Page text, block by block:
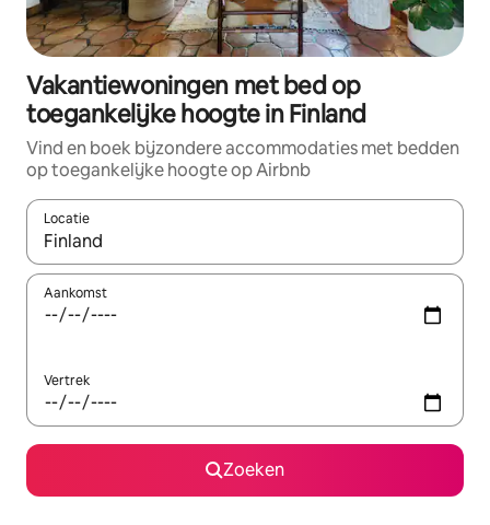
Vakantiewoningen met bed op
toegankelijke hoogte in Finland
Vind en boek bijzondere accommodaties met bedden
op toegankelijke hoogte op Airbnb
Locatie
Wanneer er suggesties beschikbaar zijn, maak je een keuze
Aankomst
Vertrek
Zoeken